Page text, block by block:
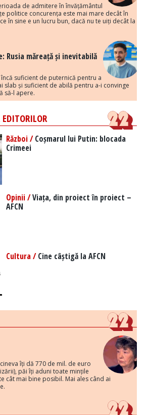
de admitere în învățământul
politice concurența este mai mare decât în
în sine e un lucru bun, dacă nu te uiți decât la
Rusia măreață și inevitabilă
suficient de puternică pentru a
slab și suficient de abilă pentru a-i convinge
să-l apere.
Război /Coșmarul lui Putin: blocada
Crimeei
Opinii /Viața, din proiect în proiect –
AFCN
Cultura /Cine câștigă la AFCN
îți dă 770 de mil. de euro
păi îți aduni toate mințile
cât mai bine posibil. Mai ales când ai